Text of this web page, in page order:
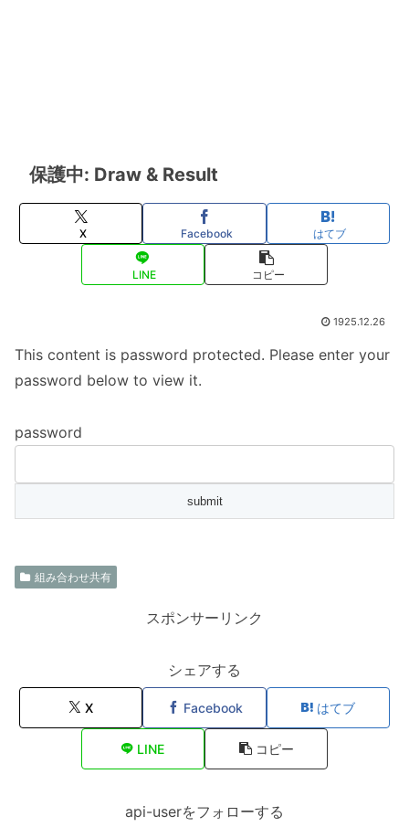
保護中: Draw & Result
X Facebook はてブ
LINE コピー
1925.12.26
This content is password protected. Please enter your
password below to view it.
password
組み合わせ共有
スポンサーリンク
シェアする
X Facebook はてブ
LINE コピー
api-userをフォローする